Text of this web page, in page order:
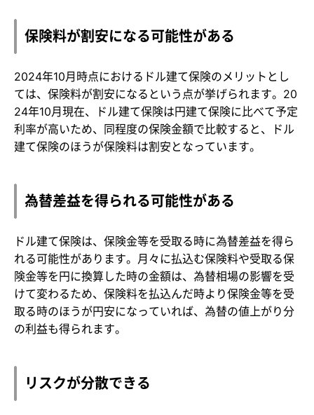
保険料が割安になる可能性がある
2024年10月時点におけるドル建て保険のメリットとし
ては、保険料が割安になるという点が挙げられます。20
24年10月現在、ドル建て保険は円建て保険に比べて予定
利率が高いため、同程度の保険金額で比較すると、ドル
建て保険のほうが保険料は割安となっています。
為替差益を得られる可能性がある
ドル建て保険は、保険金等を受取る時に為替差益を得ら
れる可能性があります。月々に払込む保険料や受取る保
険金等を円に換算した時の金額は、為替相場の影響を受
けて変わるため、保険料を払込んだ時より保険金等を受
取る時のほうが円安になっていれば、為替の値上がり分
の利益も得られます。
リスクが分散できる